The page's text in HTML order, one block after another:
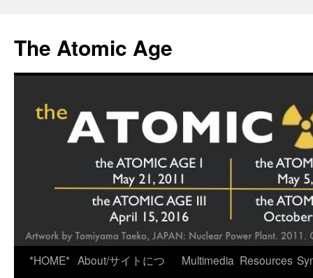
content
The Atomic Age
*HOME* About/サイトにつ
Multimedia Resources